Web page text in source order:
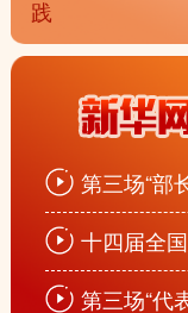
践
第三场“部
十四届全
第三场“代